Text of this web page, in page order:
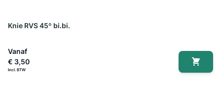
Knie RVS 45º bi.bi.
Vanaf
€ 3,50